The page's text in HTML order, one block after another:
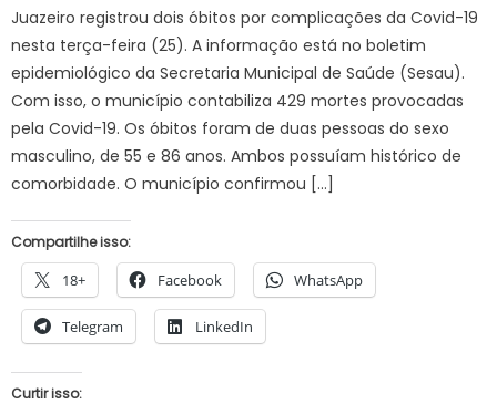
Juazeiro registrou dois óbitos por complicações da Covid-19
nesta terça-feira (25). A informação está no boletim
epidemiológico da Secretaria Municipal de Saúde (Sesau).
Com isso, o município contabiliza 429 mortes provocadas
pela Covid-19. Os óbitos foram de duas pessoas do sexo
masculino, de 55 e 86 anos. Ambos possuíam histórico de
comorbidade. O município confirmou […]
Compartilhe isso:
18+ Facebook WhatsApp
Telegram LinkedIn
Curtir isso: